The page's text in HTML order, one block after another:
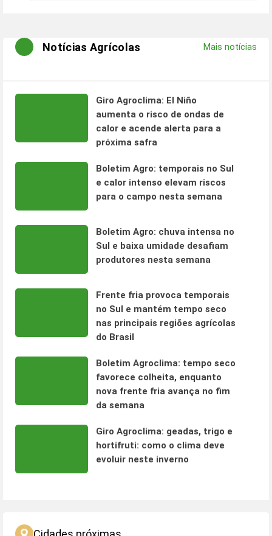
Notícias Agrícolas Mais notícias
Giro Agroclima: El Niño
aumenta o risco de ondas de
calor e acende alerta para a
próxima safra
Boletim Agro: temporais no Sul
e calor intenso elevam riscos
para o campo nesta semana
Boletim Agro: chuva intensa no
Sul e baixa umidade desafiam
produtores nesta semana
Frente fria provoca temporais
no Sul e mantém tempo seco
nas principais regiões agrícolas
do Brasil
Boletim Agroclima: tempo seco
favorece colheita, enquanto
nova frente fria avança no fim
da semana
Giro Agroclima: geadas, trigo e
hortifruti: como o clima deve
evoluir neste inverno